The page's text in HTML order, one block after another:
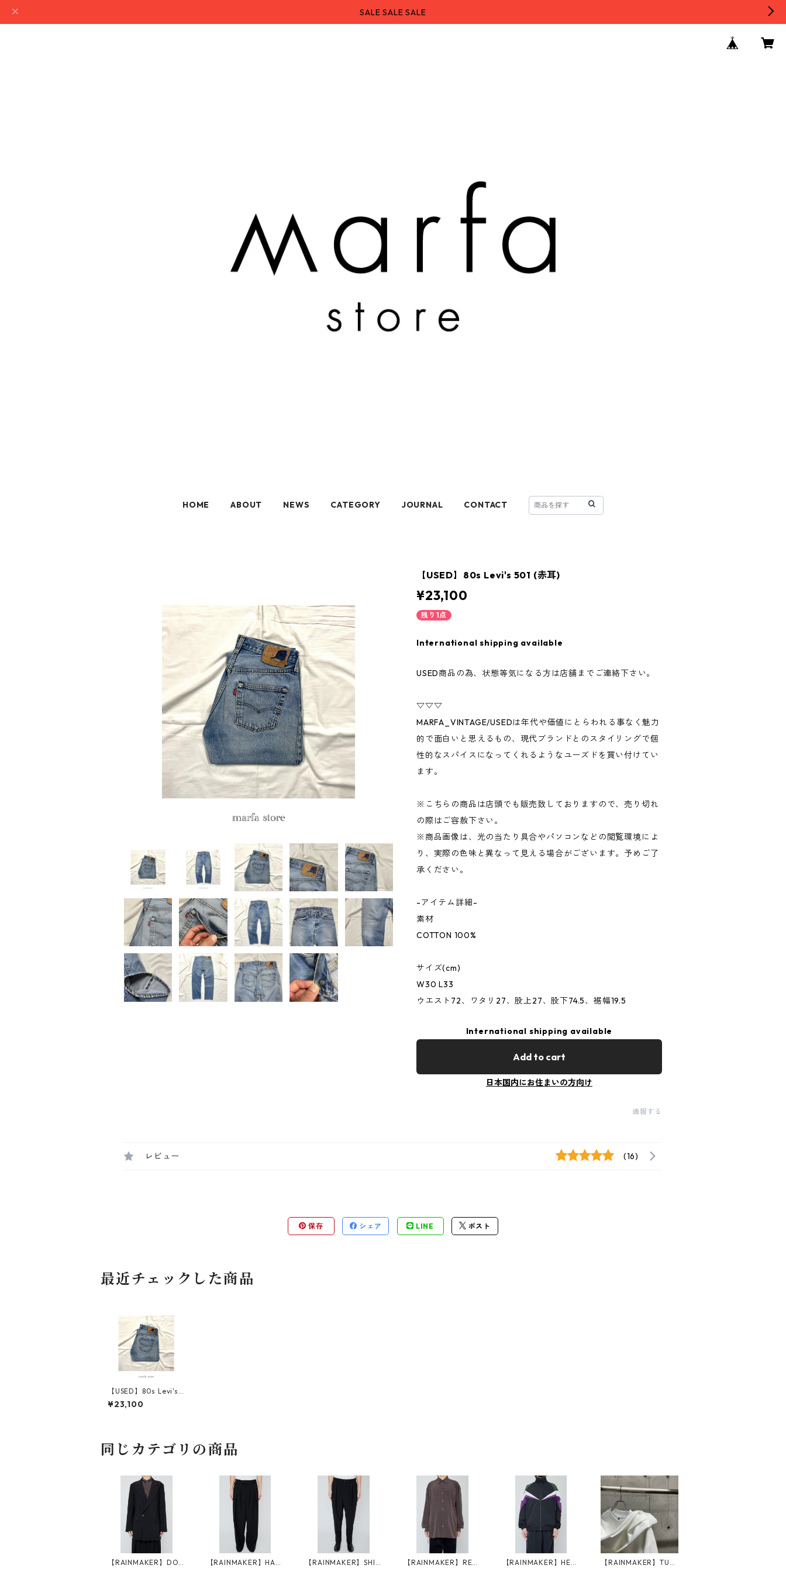
SALE SALE SALE
HOME ABOUT NEWS CATEGORY JOURNAL CONTACT
【USED】80s Levi's 501 (赤耳)
¥23,100
残り1点
International shipping available
USED商品の為、状態等気になる方は店舗までご連絡下さい。
▽▽▽
MARFA_VINTAGE/USEDは年代や価値にとらわれる事なく魅力
的で面白いと思えるもの、現代ブランドとのスタイリングで個
性的なスパイスになってくれるようなユーズドを買い付けてい
ます。
※こちらの商品は店頭でも販売致しておりますので、売り切れ
の際はご容赦下さい。
※商品画像は、光の当たり具合やパソコンなどの閲覧環境によ
り、実際の色味と異なって見える場合がございます。予めご了
承ください。
-アイテム詳細-
素材
COTTON 100%
サイズ(cm)
W30 L33
ウエスト72、ワタリ27、股上27、股下74.5、裾幅19.5
International shipping available
Add to cart
日本国内にお住まいの方向け
通報する
レビュー (16)
保存 シェア LINE ポスト
最近チェックした商品
【USED】80s Levi's 5
01 (赤耳)
¥23,100
同じカテゴリの商品
【RAINMAKER】DOU
【RAINMAKER】HAK
【RAINMAKER】SHIR
【RAINMAKER】REG
【RAINMAKER】HERI
【RAINMAKER】TUC